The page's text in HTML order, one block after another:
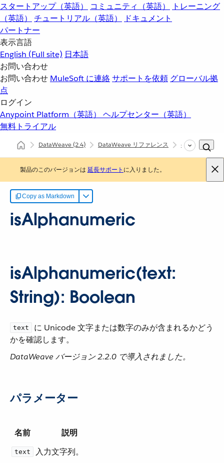
スタートアップ（英語）
コミュニティ（英語）
トレーニング
（英語）
チュートリアル（英語）
ドキュメント
パートナー
表示言語
English (Full site) 日本語
お問い合わせ
お問い合わせ MuleSoft に連絡サポートを依頼 グローバル拠
点
ログイン
Anypoint Platform（英語） ヘルプセンター（英語）
無料トライアル
DataWeave(2.4) DataWeave リファレンス
製品のこのバージョンは 延長サポート に入りました。
Copy as Markdown
isAlphanumeric
isAlphanumeric(text:
String): Boolean
text
​ に Unicode 文字または数字のみが含まれるかどう
かを確認します。
DataWeave バージョン 2.2.0 で導入されました。
パラメーター
名前 説明
text 入力文字列。